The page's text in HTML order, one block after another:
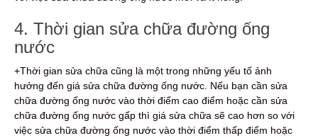
4. Thời gian sửa chữa đường ống
nước
+Thời gian sửa chữa cũng là một trong những yếu tố ảnh
hưởng đến giá sửa chữa đường ống nước. Nếu bạn cần sửa
chữa đường ống nước vào thời điểm cao điểm hoặc cần sửa
chữa đường ống nước gấp thì giá sửa chữa sẽ cao hơn so với
việc sửa chữa đường ống nước vào thời điểm thấp điểm hoặc